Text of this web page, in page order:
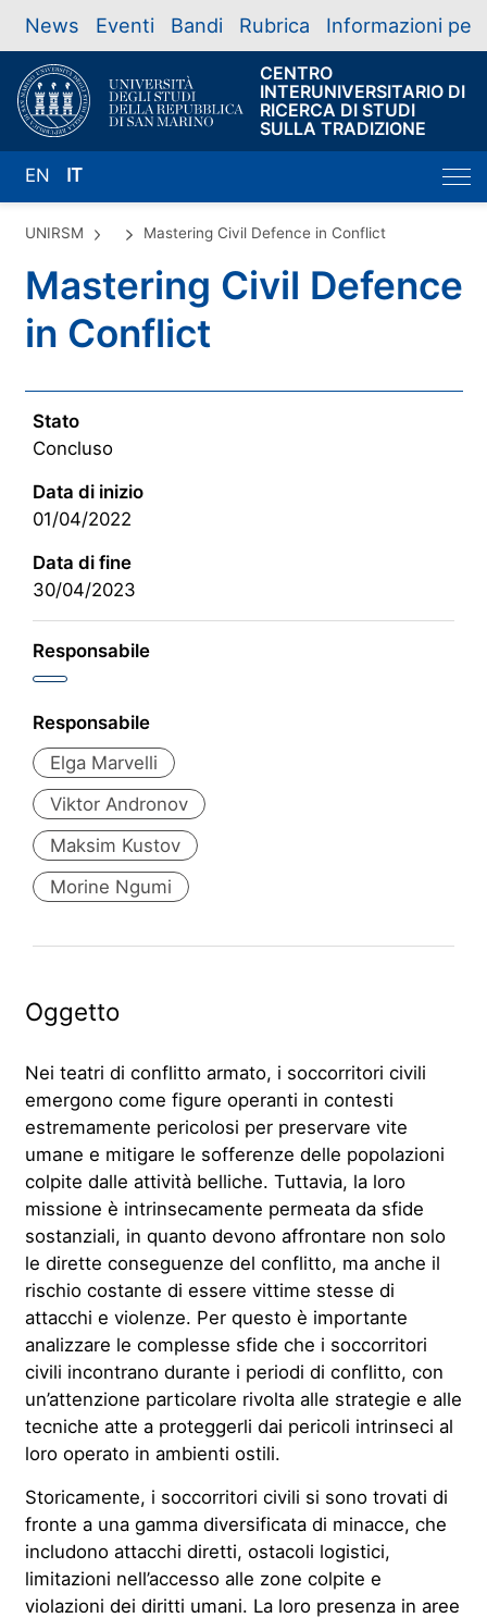
News Eventi Bandi Rubrica Informazioni per
CENTRO
INTERUNIVERSITARIO DI
RICERCA DI STUDI
SULLA TRADIZIONE
EN IT
UNIRSM Mastering Civil Defence in Conflict
Mastering Civil Defence
in Conflict
Stato
Concluso
Data di inizio
01/04/2022
Data di fine
30/04/2023
Responsabile
Responsabile
Elga Marvelli
Viktor Andronov
Maksim Kustov
Morine Ngumi
Oggetto
Nei teatri di conflitto armato, i soccorritori civili
emergono come figure operanti in contesti
estremamente pericolosi per preservare vite
umane e mitigare le sofferenze delle popolazioni
colpite dalle attività belliche. Tuttavia, la loro
missione è intrinsecamente permeata da sfide
sostanziali, in quanto devono affrontare non solo
le dirette conseguenze del conflitto, ma anche il
rischio costante di essere vittime stesse di
attacchi e violenze. Per questo è importante
analizzare le complesse sfide che i soccorritori
civili incontrano durante i periodi di conflitto, con
un’attenzione particolare rivolta alle strategie e alle
tecniche atte a proteggerli dai pericoli intrinseci al
loro operato in ambienti ostili.
Storicamente, i soccorritori civili si sono trovati di
fronte a una gamma diversificata di minacce, che
includono attacchi diretti, ostacoli logistici,
limitazioni nell’accesso alle zone colpite e
violazioni dei diritti umani. La loro presenza in aree